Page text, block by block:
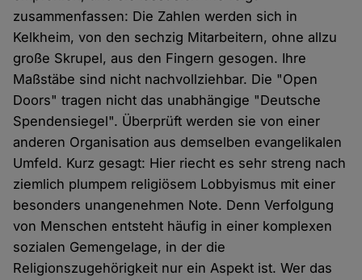
zusammenfassen: Die Zahlen werden sich in
Kelkheim, von den sechzig Mitarbeitern, ohne allzu
große Skrupel, aus den Fingern gesogen. Ihre
Maßstäbe sind nicht nachvollziehbar. Die "Open
Doors" tragen nicht das unabhängige "Deutsche
Spendensiegel". Überprüft werden sie von einer
anderen Organisation aus demselben evangelikalen
Umfeld. Kurz gesagt: Hier riecht es sehr streng nach
ziemlich plumpem religiösem Lobbyismus mit einer
besonders unangenehmen Note. Denn Verfolgung
von Menschen entsteht häufig in einer komplexen
sozialen Gemengelage, in der die
Religionszugehörigkeit nur ein Aspekt ist. Wer das